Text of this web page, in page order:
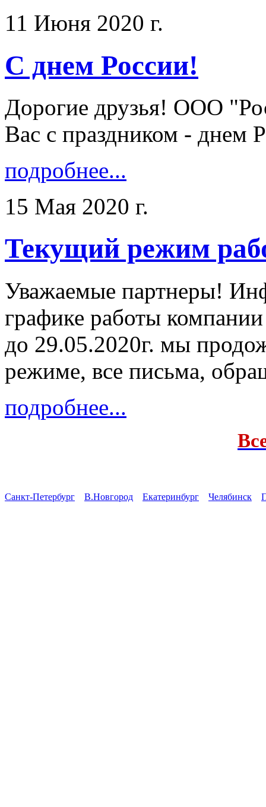
11 Июня 2020 г.
С днем России!
Дорогие друзья! ООО
Вас с праздником - днем
подробнее...
15 Мая 2020 г.
Текущий режим
Уважаемые партнеры!
графике работы
до 29.05.2020г. мы
режиме, все письма,
подробнее...
Санкт-Петербург В.Новгород Екатеринбург Челябинск